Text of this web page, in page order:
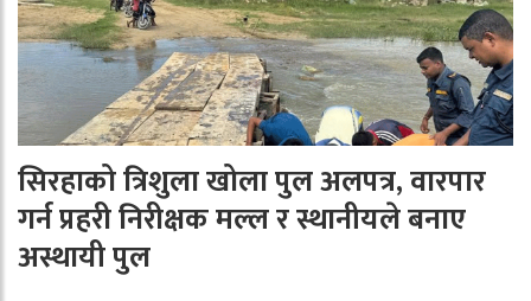
सिरहाको त्रिशुला खोला पुल अलपत्र, वारपार
गर्न प्रहरी निरीक्षक मल्ल र स्थानीयले बनाए
अस्थायी पुल